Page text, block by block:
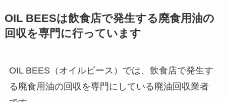
OIL BEESは飲食店で発生する廃食用油の
回収を専門に行っています
OIL BEES（オイルビース）では、飲食店で発生す
る廃食用油の回収を専門にしている廃油回収業者